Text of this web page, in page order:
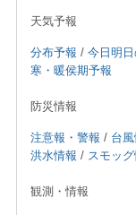
天気予報
分布予報 / 今日明
寒・暖侯期予報
防災情報
注意報・警報 / 台
洪水情報 / スモッ
観測・情報